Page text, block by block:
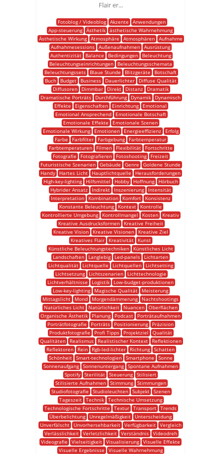
Flair er...
Fotoblog / Videoblog Akzente
Anwendungen
App-steuerung Ästhetik ästhetische Wahrnehmung
Ästhetische Wirkung
Atmosphäre Atmosphären
Aufnahme
Aufnahmesessions Außenaufnahmen Ausrüstung
Authentizität
Balance Bedingungen
Beleuchtung
Beleuchtungseinrichtungen
Beleuchtungsschemata
Beleuchtungssets
Blaue Stunde Blitzgeräte
Botschaft
Buch
Budget Business Dauerlichter
Diffuse Qualität
Diffusoren
Dimmbar Direkt Distanz
Dramatik
Dramatische Porträts
Durchführung Dynamik
Dynamisch
Effekte
Eigenschaften Einrichtung
Emotional
Emotional Ansprechend
Emotionale Botschaft
Emotionale Effekte
Emotionale Szenen
Emotionale Wirkung
Emotionen Energieeffizienz
Erfolg
Farbe
Farbfilter Farbgebung
Farbtemperatur
Farbtemperaturen
Filmen Flexibilität
Fortschritte
Fotografie
Fotografieren Fotoshooting
Freizeit
Futuristische Szenarien Gebäude Genre
Goldene Stunde
Handy
Hartes Licht Hauptlichtquelle
Herausforderungen
High-key-lighting
Hilfsmittel Hobby Hoffnung
Hörbuch
Hybrider Ansatz
Indirekt Inszenierung
Intensität
Interpretation
Kombination Komfort
Konsistenz
Konstante Beleuchtung
Kontext
Kontrolle
Kontrollierte Umgebung
Kontrollmangel Kosten
Kreativ
Kreative Ausdrucksformen
Kreative Freiheit
Kreative Vision
Kreative Visionen
Kreative Ziel
Kreatives Flair
Kreativität
Kunst
Künstliche Beleuchtungstechniken
Künstliches Licht
Landschaften
Langlebig Led-panels
Lichtarten
Lichtqualität
Lichtquelle Lichtquellen
Lichtsetting
Lichtsetzung
Lichtszenarien
Lichttechnologie
Lichtverhältnisse
Logistik
Low-budget-produktionen
Low-key-lighting
Magische Qualität
Meisterung
Mittagslicht
Mond Morgendämmerung
Nachtshootings
Natürliches Licht
Natürlichkeit Nuancen
Oberflächen
Organische Ästhetik
Planung Podcast
Porträtaufnahmen
Porträtfotografie
Porträts Positionierung
Präzision
Produktfotografie
Profi Tipps Projektziel
Qualität
Qualitäten
Realismus Realistischer Kontext
Reflektionen
Reflektoren
Rein Rgb-led-lichter Richtung Schatten
Schönheit
Smart-technologien Smartphone
Sonne
Sonnenaufgang
Sonnenuntergang
Spontane Aufnahmen
Spotify Sterilität Steuerung Stilisiert
Stilisierte Aufnahmen
Stimmung
Stimmungen
Studiofotografie
Studioleuchten Subjekt
Szenen
Tageszeit
Technik
Technische Umsetzung
Technologische Fortschritte
Textur Transport Trends
Überbelichtung
Unregelmäßigkeit
Unterscheidung
Unverfälscht
Unvorhersehbarkeit Verfügbarkeit
Vergleich
Verlässlichkeit
Verletzlichkeit Verständnis
Videodreh
Videografie
Vielseitigkeit Visualisierung Visuelle Effekte
Visuelle Ergebnisse
Visuelle Wahrnehmung